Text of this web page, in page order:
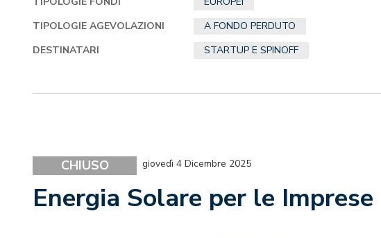
TIPOLOGIE AGEVOLAZIONI
A FONDO PERDUTO
DESTINATARI
STARTUP E SPINOFF
CHIUSO giovedì 4 Dicembre 2025
Energia Solare per le Imprese